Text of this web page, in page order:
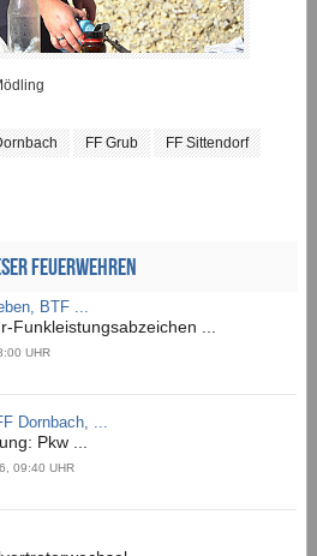
FF Grub
FF Sittendorf
FEUERWEHREN
BTF ...
Funkleistungsabzeichen ...
UHR
Dornbach, ...
Pkw ...
09:40 UHR